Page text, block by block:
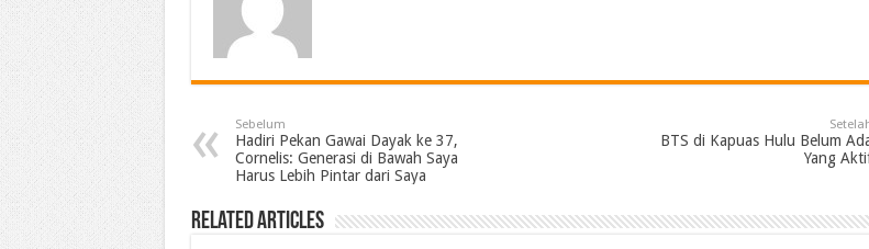
Sebelum
Hadiri Pekan Gawai Dayak ke 37,
Cornelis: Generasi di Bawah Saya
Harus Lebih Pintar dari Saya
BTS di Kapuas Hulu Belum
Yang
Related Articles